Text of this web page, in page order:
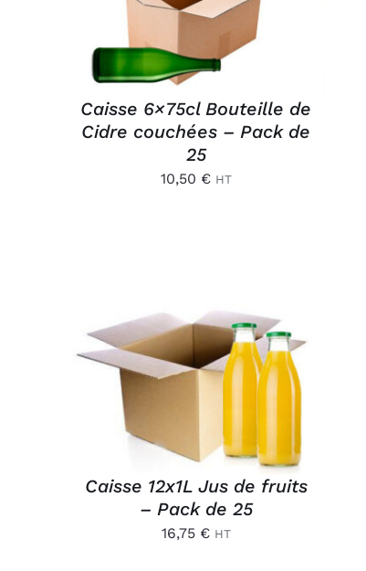
APERÇU
Caisse 6×75cl Bouteille de
Cidre couchées – Pack de
25
10,50 € HT
AJOUTER AU PANIER
/
APERÇU
Caisse 12x1L Jus de fruits
– Pack de 25
16,75 € HT